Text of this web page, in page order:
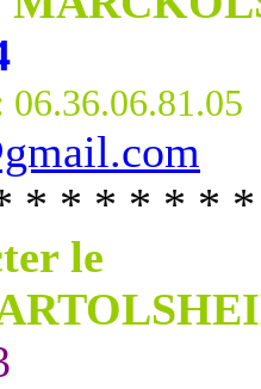
06.36.06.81.05
* * * * * *
le